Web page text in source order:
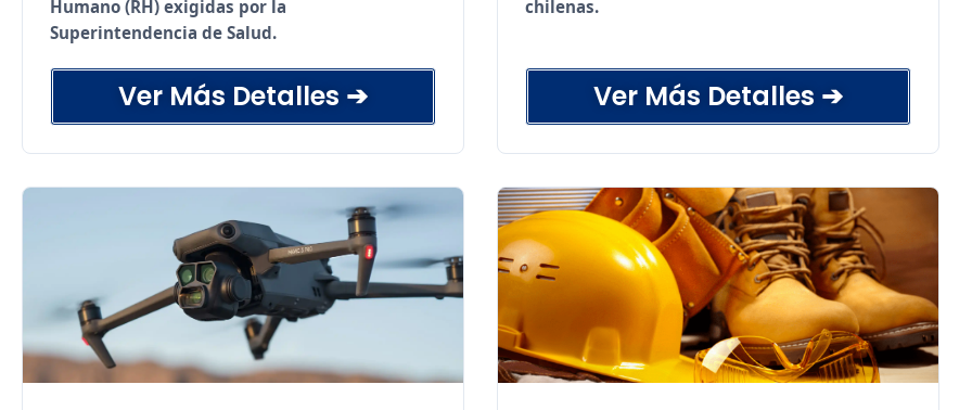
Humano (RH) exigidas por la
Superintendencia de Salud.
Ver Más Detalles ➔
conforme a DS N° 6.
Implementación Ley 21.156 (Desfibriladores
Gestión técnica de Farmacias hospitalarias.
Cumplimiento estándares de Recurso
Humano (RH).
Cumplimiento estándares de Seguridad de
Instalaciones (INS).
Capacitación especializada a personal
chilenas.
Ver Más Detalles ➔
sistemas existentes.
Diseño e ingeniería conforme a NFPA, NCh
y DS aplicables.
Auditorías de cumplimiento legal industrial.
Supervisión técnica de instalaciones y redes
húmedas/secas.
Simulacros operativos y planes de
emergencia contra fuego.